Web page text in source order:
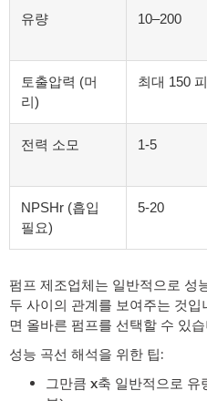
유량 10–200
토출압력 (머
리)
최대 150
전력 소모 1-5
NPSHr (흡입
필요)
5-20
펌프 제조업체는 일반적으로 성
두 사이의 관계를 보여주는 것
면 올바른 펌프를 선택할 수 있습
성능 곡선 해석을 위한 팁:
그만큼 x축 일반적으로